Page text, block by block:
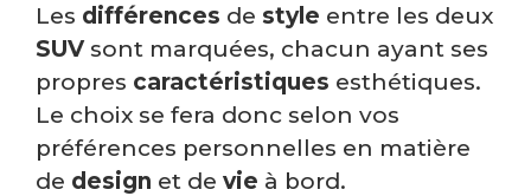
Les différences de style entre les deux
SUVsont marquées, chacun ayant ses
propres caractéristiques esthétiques.
Le choix se fera donc selon vos
préférences personnelles en matière
de design et de vie à bord.